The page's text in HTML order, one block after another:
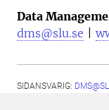
Data
dms@slu.se
SIDANSVARIG: